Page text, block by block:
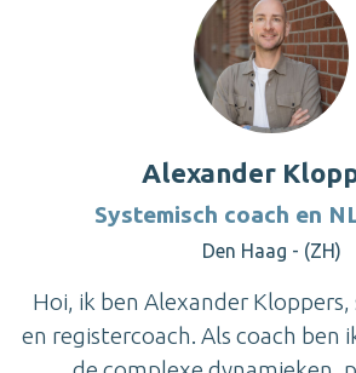
Alexander
Systemisch coach en
Den Haag - (ZH)
Hoi, ik ben Alexander
en registercoach. Als coach ben